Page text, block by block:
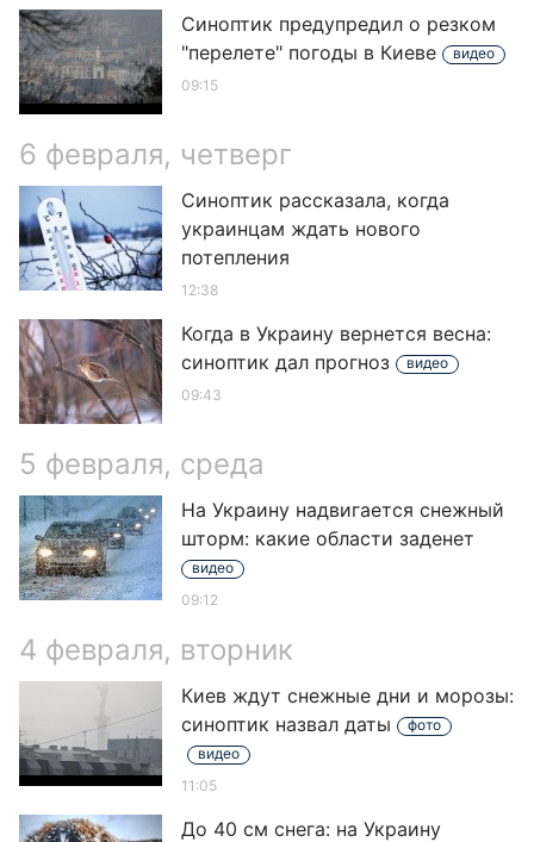
Синоптик предупредил о резком
"перелете" погоды в Киеве
видео
09:15
6 февраля, четверг
Синоптик рассказала, когда
украинцам ждать нового
потепления
12:38
Когда в Украину вернется весна:
синоптик дал прогноз
видео
09:43
5 февраля, среда
На Украину надвигается снежный
шторм: какие области заденет
видео
09:12
4 февраля, вторник
Киев ждут снежные дни и морозы:
синоптик назвал даты
фото
видео
11:05
До 40 см снега: на Украину